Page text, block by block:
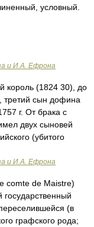
условный.
и И.А. Ефрона
король (1824 30), до
третий сын дофина
г. От брака с
двух сыновей
(убитого
и И.А. Ефрона
comte de Maistre)
государственный
(в
графского рода;